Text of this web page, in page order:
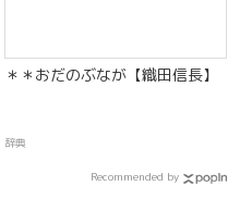
＊＊おだのぶなが【織田信長】
辞典
Recommended by